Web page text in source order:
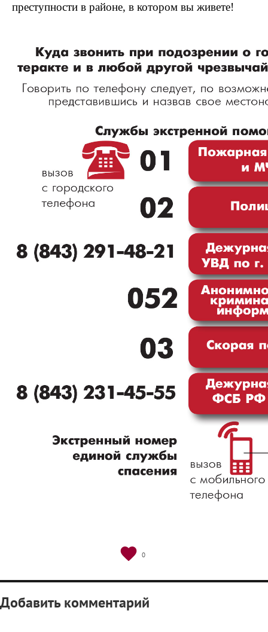
преступности в районе, в котором вы живете!
0
Добавить комментарий